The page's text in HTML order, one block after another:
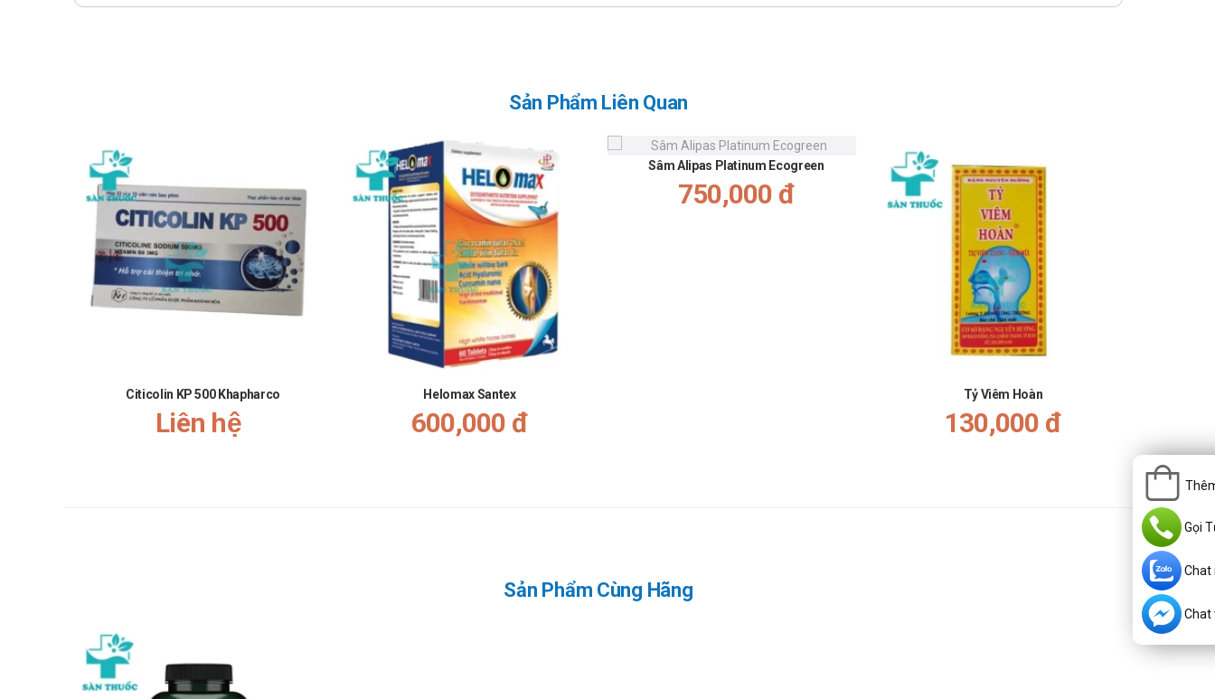
Sản Phẩm Liên Quan
Citicolin KP 500 Khapharco
Liên hệ
Helomax Santex
600,000 đ
Sâm Alipas Platinum Ecogreen
750,000 đ
Tỷ Viêm Hoàn
130,000 đ
Sản Phẩm Cùng Hãng
Gọi
Chat
Chat